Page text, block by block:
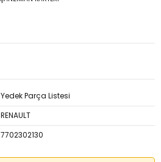
Yedek Parça Listesi
RENAULT
7702302130